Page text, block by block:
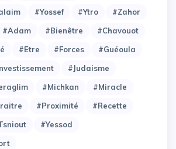
#Yossef #Ytro
#Zahor
#adam #bienêtre
#chavouot
#etre #forces
#guéoula
#judaisme
#michkan
#miracle
#proximité
#recette
#yessod